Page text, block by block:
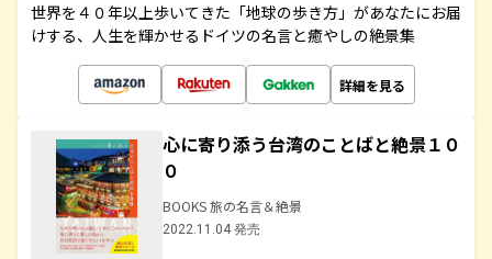
世界を４０年以上歩いてきた「地球の歩き方」があなたにお届
けする、人生を輝かせるドイツの名言と癒やしの絶景集
詳細を見る
心に寄り添う台湾のことばと絶景１０
０
BOOKS 旅の名言＆絶景
2022.11.04 発売